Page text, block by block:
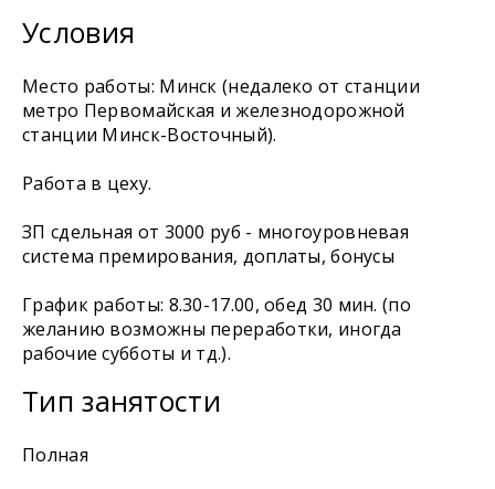
Условия
Место работы: Минск (недалеко от станции
метро Первомайская и железнодорожной
станции Минск-Восточный).
Работа в цеху.
ЗП сдельная от 3000 руб - многоуровневая
система премирования, доплаты, бонусы
График работы: 8.30-17.00, обед 30 мин. (по
желанию возможны переработки, иногда
рабочие субботы и тд.).
Тип занятости
Полная